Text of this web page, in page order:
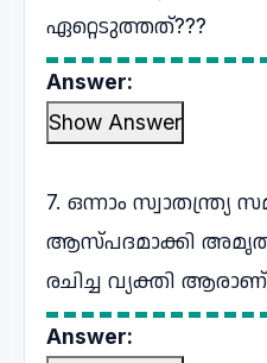
ഏറ്റെടുത്തത്???
Answer:
Show Answer
7. ഒന്നാം സ്വാതന്ത്ര്യ
ആസ്പദമാക്കി
രചിച്ച വ്യക്തി
Answer: